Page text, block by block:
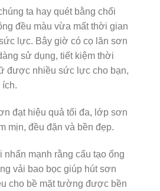
ta hay quét bằng chổi
đều màu vừa mất thời gian
lực. Bây giờ có cọ lăn sơn
sử dụng, tiết kiệm thời
được nhiều sức lực cho bạn,
đạt hiệu quả tối đa, lớp sơn
mịn, đều đặn và bền đẹp.
nhấn mạnh rằng cấu tạo ống
vải bao bọc giúp hút sơn
cho bề mặt tường được bền